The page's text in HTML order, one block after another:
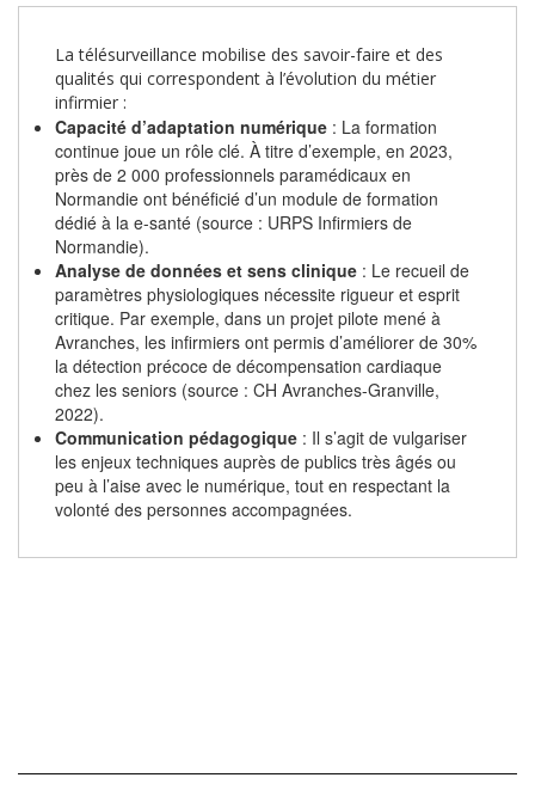
La télésurveillance mobilise des savoir-faire et des
qualités qui correspondent à l’évolution du métier
infirmier :
Capacité d’adaptation numérique : La formation
continue joue un rôle clé. À titre d’exemple, en 2023,
près de 2 000 professionnels paramédicaux en
Normandie ont bénéficié d’un module de formation
dédié à la e-santé (source : URPS Infirmiers de
Normandie).
Analyse de données et sens clinique : Le recueil de
paramètres physiologiques nécessite rigueur et esprit
critique. Par exemple, dans un projet pilote mené à
Avranches, les infirmiers ont permis d’améliorer de 30%
la détection précoce de décompensation cardiaque
chez les seniors (source : CH Avranches-Granville,
2022).
Communication pédagogique : Il s’agit de vulgariser
les enjeux techniques auprès de publics très âgés ou
peu à l’aise avec le numérique, tout en respectant la
volonté des personnes accompagnées.